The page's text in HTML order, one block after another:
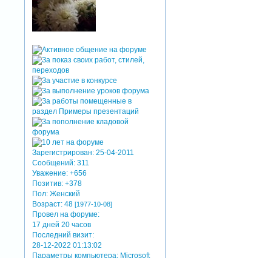
Зарегистрирован: 25-04-2011
Сообщений: 311
Уважение: +656
Позитив: +378
Пол: Женский
Возраст: 48[1977-10-08]
Провел на форуме:
17 дней 20 часов
Последний визит:
28-12-2022 01:13:02
Параметры компьютера: Microsoft